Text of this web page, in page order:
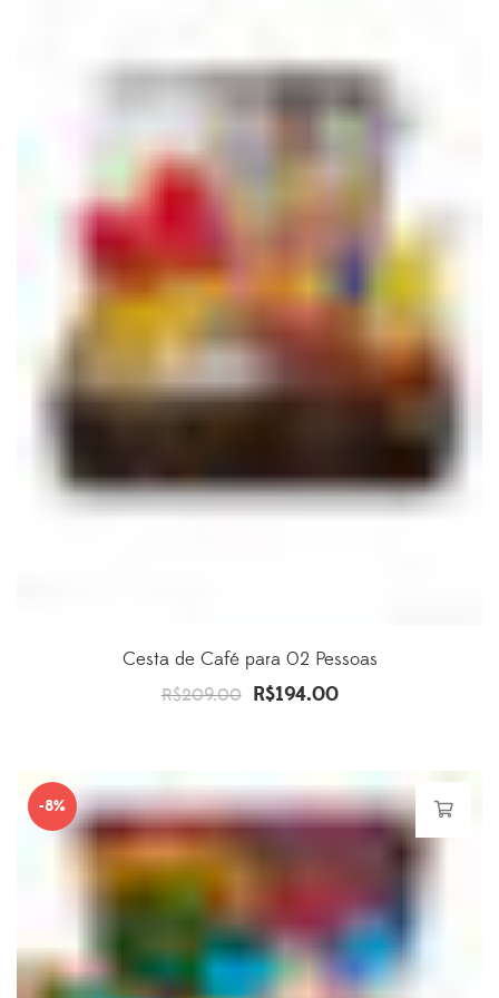
Cesta de Café para 02 Pessoas
R$209.00 O
R$209.00.
R$194.00O
R$194.00.
-8%